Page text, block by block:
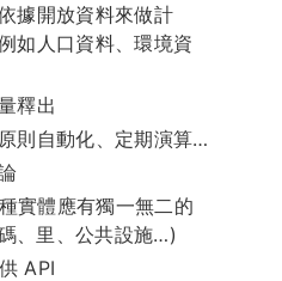
據開放資料來做計
如人口資料、環境資
釋出
則自動化、定期演算…
實體應有獨一無二的
、里、公共設施…)
API